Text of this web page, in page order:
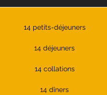
14 petits-déjeuners
14 déjeuners
14 collations
14 dîners